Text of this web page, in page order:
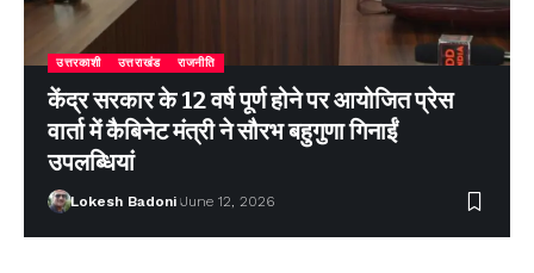
उत्तरकाशी उत्तराखंड राजनीति
केंद्र सरकार के 12 वर्ष पूर्ण होने पर आयोजित प्रेस
वार्ता में कैबिनेट मंत्री ने सौरभ बहुगुणा गिनाईं
उपलब्धियां
Lokesh Badoni June 12, 2026